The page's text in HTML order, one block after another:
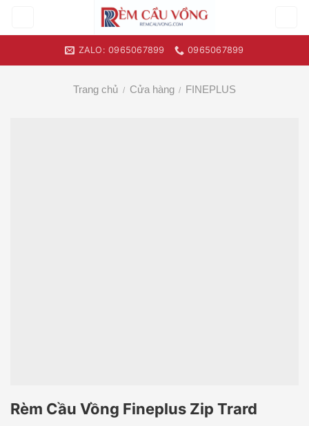
ZALO: 0965067899 0965067899
Trang chủ / Cửa hàng / FINEPLUS
Rèm Cầu Vồng Fineplus Zip Trard